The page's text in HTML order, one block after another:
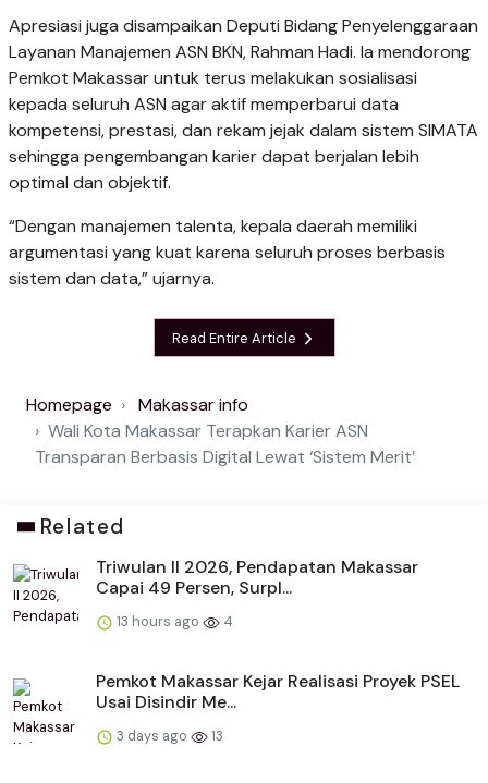
Apresiasi juga disampaikan Deputi Bidang Penyelenggaraan
Layanan Manajemen ASN BKN, Rahman Hadi. Ia mendorong
Pemkot Makassar untuk terus melakukan sosialisasi
kepada seluruh ASN agar aktif memperbarui data
kompetensi, prestasi, dan rekam jejak dalam sistem SIMATA
sehingga pengembangan karier dapat berjalan lebih
optimal dan objektif.
“Dengan manajemen talenta, kepala daerah memiliki
argumentasi yang kuat karena seluruh proses berbasis
sistem dan data,” ujarnya.
Read Entire Article
Homepage
Makassar info
Wali Kota Makassar Terapkan Karier ASN
Transparan Berbasis Digital Lewat ‘Sistem Merit’
Related
Triwulan II 2026, Pendapatan Makassar
Capai 49 Persen, Surpl...
13 hours ago 4
Pemkot Makassar Kejar Realisasi Proyek PSEL
Usai Disindir Me...
3 days ago 13